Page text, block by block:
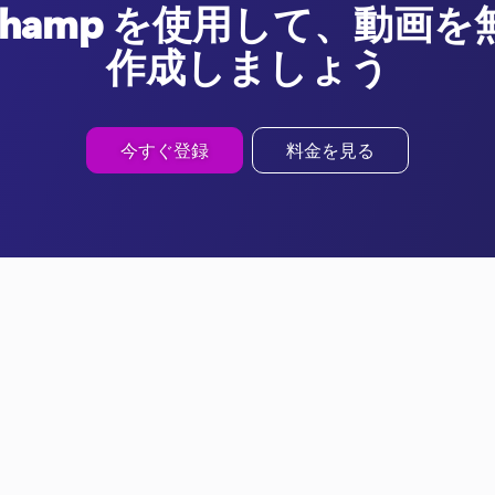
を使用して、動画を
作成しましょう
今すぐ登録 料金を見る